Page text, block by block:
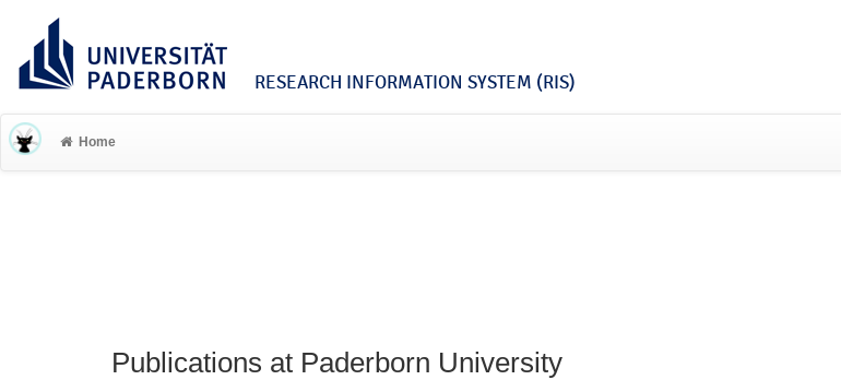
RESEARCH INFORMATION SYSTEM (RIS)
Home
Publications at Paderborn University